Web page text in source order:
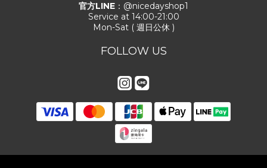
官方LINE ：@nicedayshop1
Service at 14:00-21:00
Mon-Sat ( 週日公休 )
FOLLOW US